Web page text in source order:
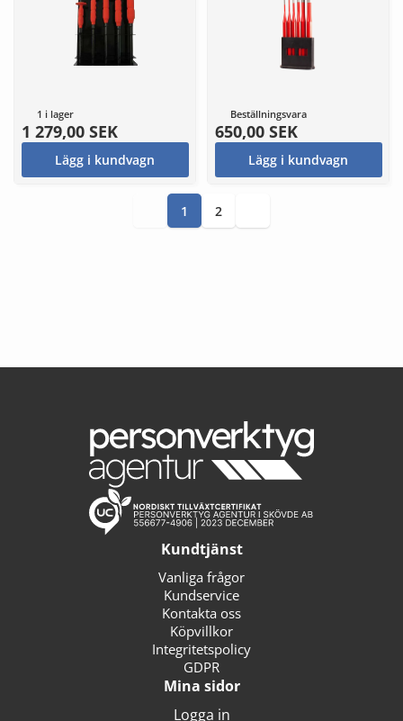
1 i lager
1 279,00 SEK
Lägg i kundvagn
Beställningsvara
650,00 SEK
Lägg i kundvagn
1 2
Kundtjänst
Vanliga frågor
Kundservice
Kontakta oss
Köpvillkor
Integritetspolicy
GDPR
Mina sidor
Logga in